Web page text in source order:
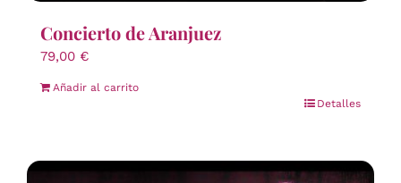
Concierto de Aranjuez
79,00 €
Añadir al carrito
Detalles